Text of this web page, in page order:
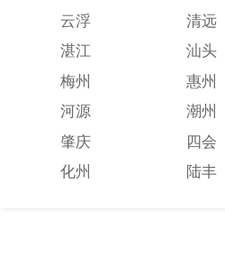
云浮
清远
湛江
汕头
梅州
惠州
河源
潮州
肇庆
四会
化州
陆丰